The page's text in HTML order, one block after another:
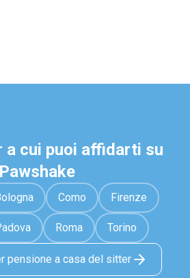
a cui puoi affidarti su
Pawshake
Como Firenze
Roma Torino
pensione a casa del sitter